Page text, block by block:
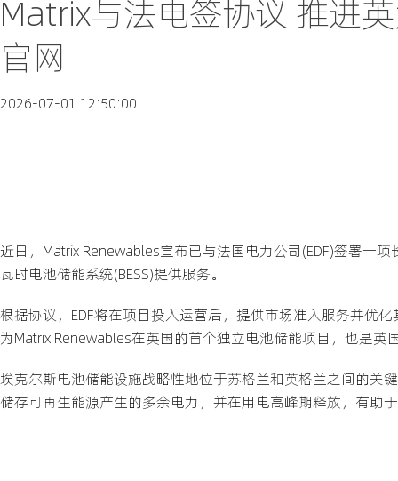
Matrix与法电签协议 推进
官网
2026-07-01 12:50:00
近日，Matrix Renewables宣布已与法国电力公司(EDF)签署一
瓦时电池储能系统(BESS)提供服务。
根据协议，EDF将在项目投入运营后，提供市场准入服务并优
为Matrix Renewables在英国的首个独立电池储能项目，也是
埃克尔斯电池储能设施战略性地位于苏格兰和英格兰之间的关
储存可再生能源产生的多余电力，并在用电高峰期释放，有助